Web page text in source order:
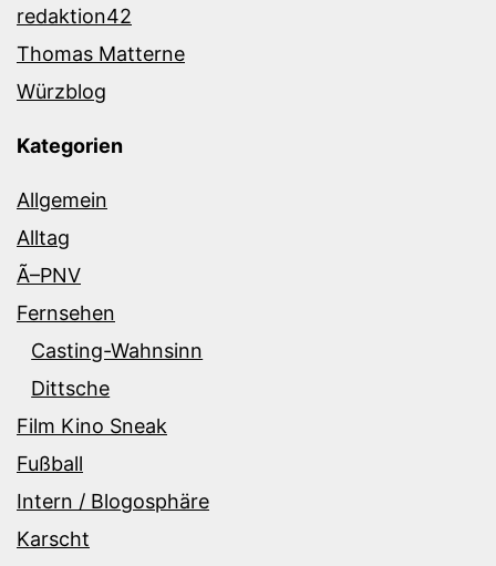
redaktion42
Thomas Matterne
Würzblog
Kategorien
Allgemein
Alltag
Ã–PNV
Fernsehen
Casting-Wahnsinn
Dittsche
Film Kino Sneak
Fußball
Intern / Blogosphäre
Karscht